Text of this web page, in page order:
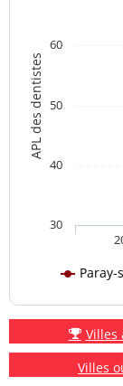
APL des dentistes
Paray-
30
40
50
60
Villes
Villes